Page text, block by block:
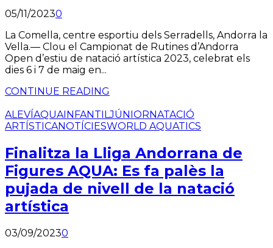
05/11/20230
La Comella, centre esportiu dels Serradells, Andorra la
Vella.— Clou el Campionat de Rutines d’Andorra
Open d’estiu de natació artística 2023, celebrat els
dies 6 i 7 de maig en...
CONTINUE READING
ALEVÍ AQUAINFANTILJÚNIOR NATACIÓ
ARTÍSTICANOTÍCIESWORLD AQUATICS
Finalitza la Lliga Andorrana de
Figures AQUA: Es fa palès la
pujada de nivell de la natació
artística
03/09/20230